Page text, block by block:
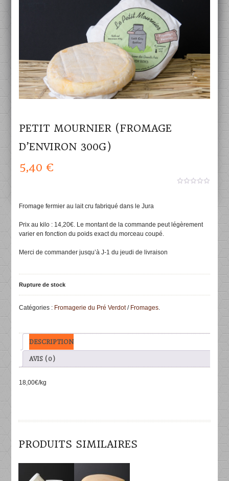
PETIT MOURNIER (FROMAGE
D’ENVIRON 300G)
5,40€
Fromage fermier au lait cru fabriqué dans le Jura
Prix au kilo : 14,20€. Le montant de la commande peut légèrement
varier en fonction du poids exact du morceau coupé.
Merci de commander jusqu’à J-1 du jeudi de livraison
Rupture de stock
Catégories : Fromagerie du Pré Verdot/ Fromages.
DESCRIPTION
AVIS (0)
18,00€/kg
PRODUITS SIMILAIRES